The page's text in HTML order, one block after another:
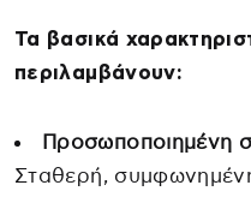
Τα βασικά
περιλαμβάνουν:
Προσωποποιημένη
Σταθερή,